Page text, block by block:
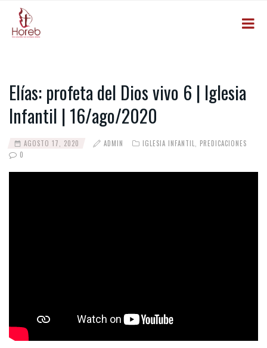
Elías: profeta del Dios vivo 6 | Iglesia
Infantil | 16/ago/2020
AGOSTO 17, 2020 ADMIN IGLESIA INFANTIL
PREDICACIONES
0